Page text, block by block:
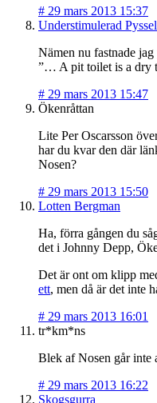
# 29 mars 2013 15:37
Understimulerad
Nämen nu fastnade
”… A pit toilet is a dry
# 29 mars 2013 15:47
Ökenråttan
Lite Per Oscarsson
har du kvar den där
Nosen?
# 29 mars 2013 15:50
Lotten Bergman
Ha, förra gången du
det i Johnny Depp,
Det är ont om klipp
ett, men då är det inte
# 29 mars 2013 16:01
tr*km*ns
Blek af Nosen går inte
# 29 mars 2013 16:22
Skogsgurra